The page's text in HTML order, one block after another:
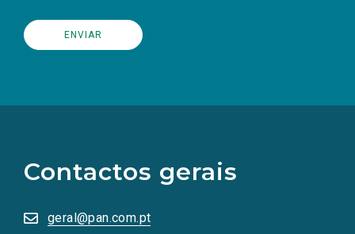
Contactos gerais
geral@pan.com.pt
redes
sociais
numa
nova